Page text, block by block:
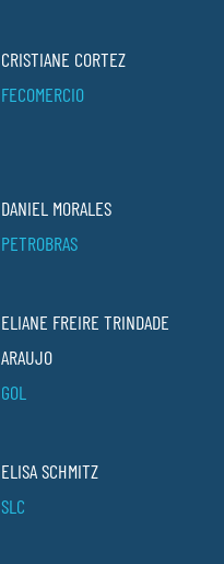
CRISTIANE CORTEZ
FECOMERCIO
DANIEL MORALES
PETROBRAS
ELIANE FREIRE TRINDADE
ARAUJO
GOL
ELISA SCHMITZ
SLC